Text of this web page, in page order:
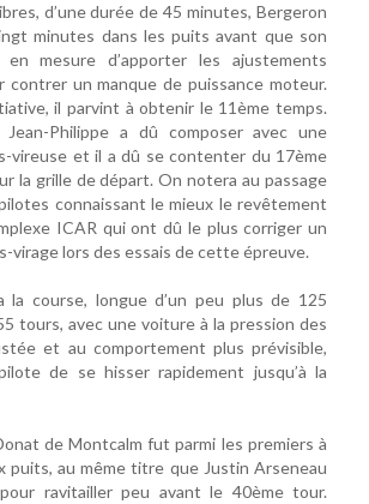
d’une durée de 45 minutes, Bergeron
minutes dans les puits avant que son
mesure d’apporter les ajustements
contrer un manque de puissance moteur.
il parvint à obtenir le 11ème temps.
Jean-Philippe a dû composer avec une
vireuse et il a dû se contenter du 17ème
la grille de départ. On notera au passage
connaissant le mieux le revêtement
ICAR qui ont dû le plus corriger un
virage lors des essais de cette épreuve.
la course, longue d’un peu plus de 125
tours, avec une voiture à la pression des
et au comportement plus prévisible,
de se hisser rapidement jusqu’à la
de Montcalm fut parmi les premiers à
puits, au même titre que Justin Arseneau
ravitailler peu avant le 40ème tour.